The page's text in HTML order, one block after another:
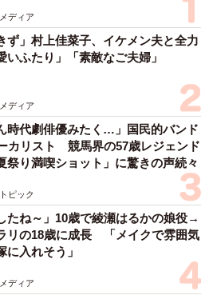
3/8
のイラスト3/堀部健和さん
ディア
ず」村上佳菜子、イケメン夫と全力
いふたり」「素敵なご夫婦」
ディア
時代劇俳優みたく…」国民的バンド
カリスト 競馬界の57歳レジェンド
祭り満喫ショット」に驚きの声続々
ピック
たね～」10歳で綾瀬はるかの娘役→
リの18歳に成長 「メイクで雰囲気
に入れそう」
ディア